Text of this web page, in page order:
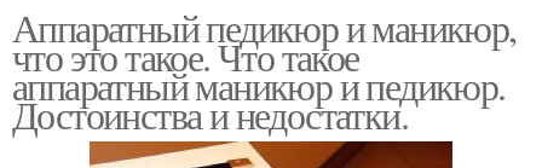
Аппаратный педикюр и маникюр,
что это такое. Что такое
аппаратный маникюр и педикюр.
Достоинства и недостатки.